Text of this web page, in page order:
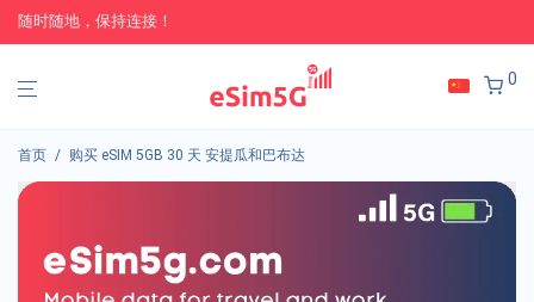
随时随地，保持连接！
0
首页 / 购买 eSIM 5GB 30 天 安提瓜和巴布达